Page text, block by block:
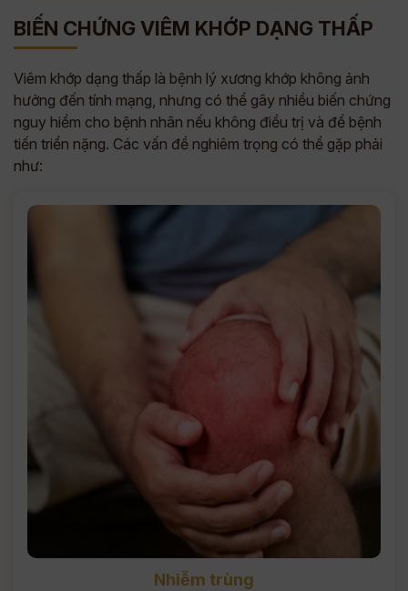
BIẾN CHỨNG VIÊM KHỚP DẠNG THẤP
Viêm khớp dạng thấp là bệnh lý xương khớp không ảnh
hưởng đến tính mạng, nhưng có thể gây nhiều biến chứng
nguy hiểm cho bệnh nhân nếu không điều trị và để bệnh
tiến triển nặng. Các vấn đề nghiêm trọng có thể gặp phải
như:
Nhiễm trùng